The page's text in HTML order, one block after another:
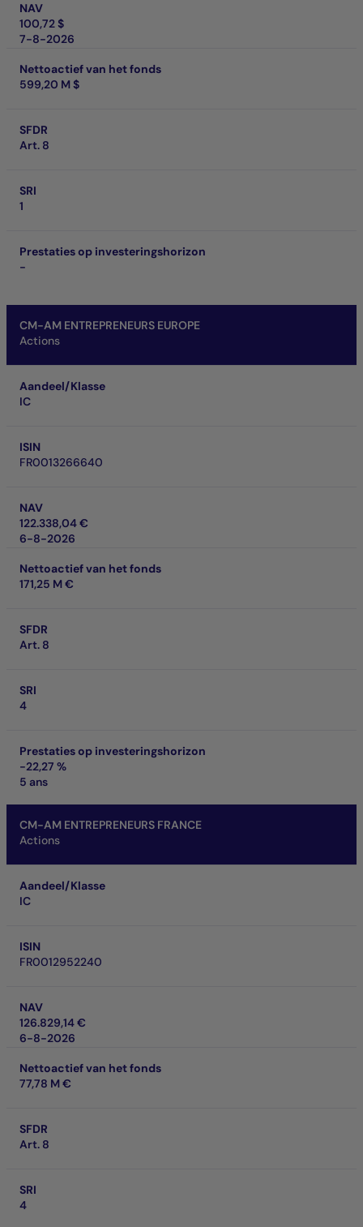
NAV
100,72 $
7-8-2026
Nettoactief van het fonds
599,20 M $
SFDR
Art. 8
SRI
1
Prestaties op investeringshorizon
-
CM-AM ENTREPRENEURS EUROPE
Actions
Aandeel/Klasse
IC
ISIN
FR0013266640
NAV
122.338,04 €
6-8-2026
Nettoactief van het fonds
171,25 M €
SFDR
Art. 8
SRI
4
Prestaties op investeringshorizon
-22,27 %
5 ans
CM-AM ENTREPRENEURS FRANCE
Actions
Aandeel/Klasse
IC
ISIN
FR0012952240
NAV
126.829,14 €
6-8-2026
Nettoactief van het fonds
77,78 M €
SFDR
Art. 8
SRI
4